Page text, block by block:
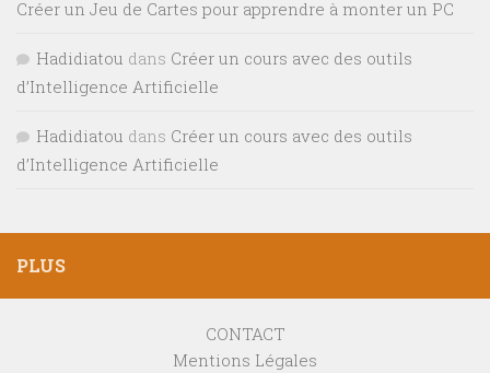
Créer un Jeu de Cartes pour apprendre à monter un PC
Hadidiatou dans Créer un cours avec des outils
d’Intelligence Artificielle
Hadidiatou dans Créer un cours avec des outils
d’Intelligence Artificielle
PLUS
CONTACT
Mentions Légales